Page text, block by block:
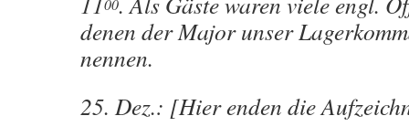
denen der Major unser
nennen.
25. Dez.: [Hier enden die